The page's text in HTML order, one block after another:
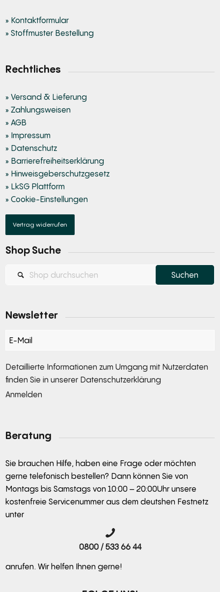
» Kontaktformular
» Stoffmuster Bestellung
Rechtliches
» Versand & Lieferung
» Zahlungsweisen
» AGB
» Impressum
» Datenschutz
» Barrierefreiheitserklärung
» Hinweisgeberschutzgesetz
» LkSG Plattform
» Cookie-Einstellungen
Vertrag widerrufen
Shop Suche
Newsletter
Section
Detaillierte Informationen zum Umgang mit Nutzerdaten
finden Sie in unserer Datenschutzerklärung
Anmelden
Beratung
Sie brauchen Hilfe, haben eine Frage oder möchten
gerne telefonisch bestellen? Dann können Sie von
Montags bis Samstags von 10:00 – 20:00Uhr unsere
kostenfreie Servicenummer aus dem deutshen Festnetz
unter
0800 / 533 66 44
anrufen. Wir helfen Ihnen gerne!